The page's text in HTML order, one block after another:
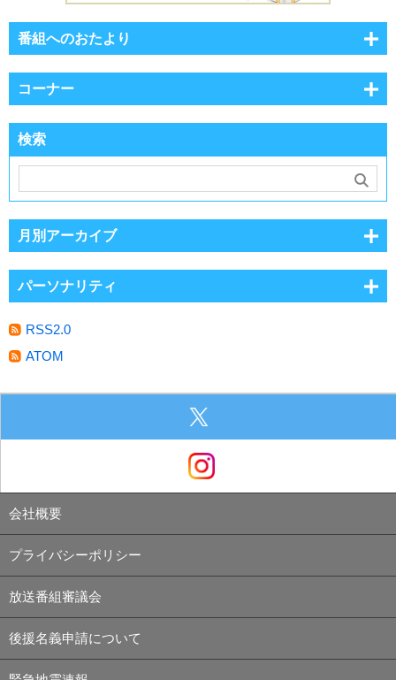
番組へのおたより
コーナー
検索
月別アーカイブ
パーソナリティ
RSS2.0
ATOM
会社概要
プライバシーポリシー
放送番組審議会
後援名義申請について